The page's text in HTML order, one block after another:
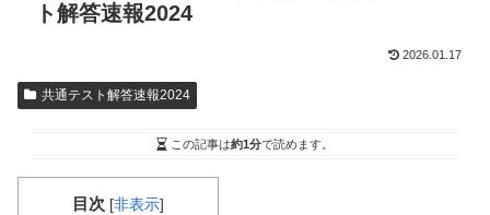
ト解答速報2024
2026.01.17
共通テスト解答速報2024
この記事は約1分で読めます。
目次 [非表示]